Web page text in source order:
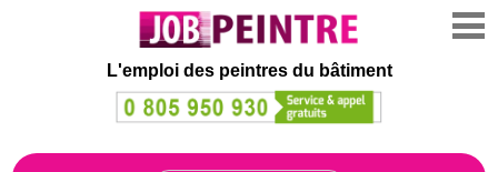
L'emploi des peintres du bâtiment